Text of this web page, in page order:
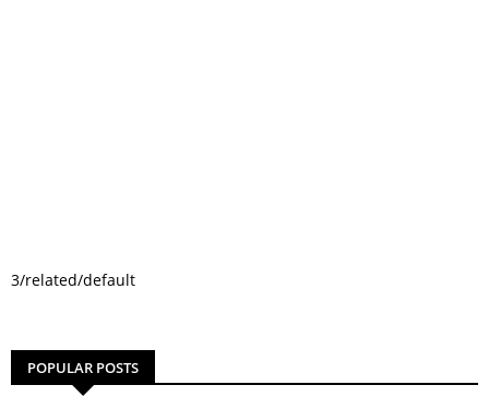
3/related/default
POPULAR POSTS